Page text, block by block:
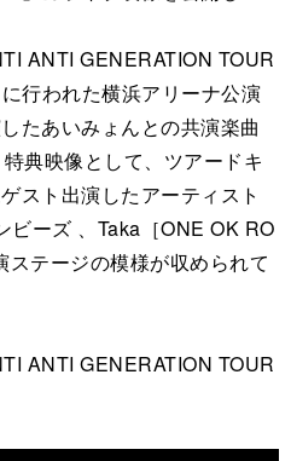
ANTI GENERATION TOUR
行われた横浜アリーナ公演
たあいみょんとの共演楽曲
典映像として、ツアードキ
スト出演したアーティスト
ビーズ 、Taka［ONE OK RO
テージの模様が収められて
ANTI GENERATION TOUR